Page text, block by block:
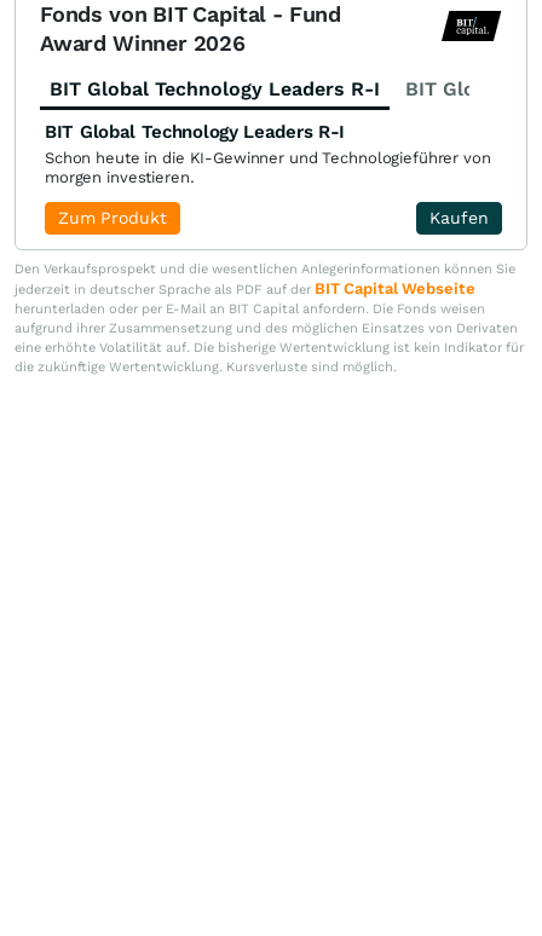
Fonds von BIT Capital - Fund
Award Winner 2026
BIT Global Technology Leaders R-I BIT Global
BIT Global Technology Leaders R-I
Schon heute in die KI-Gewinner und Technologieführer von
morgen investieren.
Kaufen
Zum Produkt
Den Verkaufsprospekt und die wesentlichen Anlegerinformationen können Sie
jederzeit in deutscher Sprache als PDF auf der BIT Capital Webseite
herunterladen oder per E-Mail an BIT Capital anfordern. Die Fonds weisen
aufgrund ihrer Zusammensetzung und des möglichen Einsatzes von Derivaten
eine erhöhte Volatilität auf. Die bisherige Wertentwicklung ist kein Indikator für
die zukünftige Wertentwicklung. Kursverluste sind möglich.